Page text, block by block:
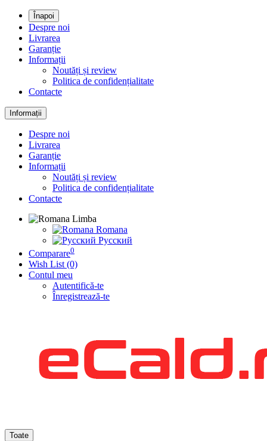
Înapoi
Despre noi
Livrarea
Garanție
Informații
Noutăți și review
Politica de confidențialitate
Contacte
Informații
Despre noi
Livrarea
Garanție
Informații
Noutăți și review
Politica de confidențialitate
Contacte
Limba
Romana
Русский
Comparare0
Wish List (0)
Contul meu
Autentifică-te
Înregistrează-te
Toate